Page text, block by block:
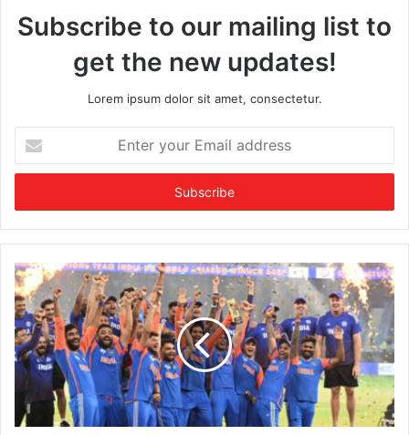
Subscribe to our mailing list to
get the new updates!
Lorem ipsum dolor sit amet, consectetur.
t
r
y
u
r
E
m
a
i
d